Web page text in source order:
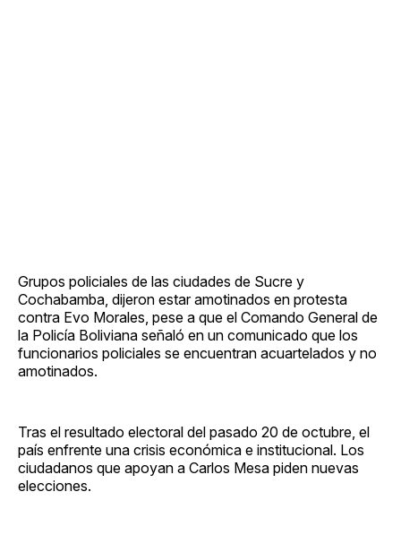
Grupos policiales de las ciudades de Sucre y
Cochabamba, dijeron estar amotinados en protesta
contra Evo Morales, pese a que el Comando General de
la Policía Boliviana señaló en un comunicado que los
funcionarios policiales se encuentran acuartelados y no
amotinados.
Tras el resultado electoral del pasado 20 de octubre, el
país enfrente una crisis económica e institucional. Los
ciudadanos que apoyan a Carlos Mesa piden nuevas
elecciones.